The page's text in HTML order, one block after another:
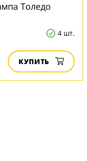
Толедо
4 шт.
КУПИТЬ